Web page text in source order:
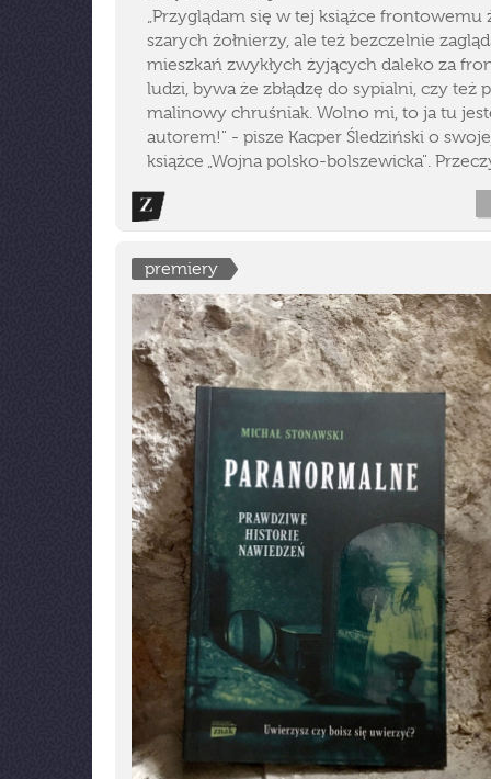
„Przyglądam się w tej książce frontowemu
szarych żołnierzy, ale też bezczelnie
mieszkań zwykłych żyjących daleko za
ludzi, bywa że zbłądzę do sypialni, czy też
malinowy chruśniak. Wolno mi, to ja tu
autorem!" - pisze Kacper Śledziński o
książce „Wojna polsko-bolszewicka".
premiery